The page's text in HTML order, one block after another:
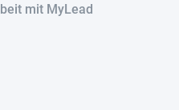
mit MyLead